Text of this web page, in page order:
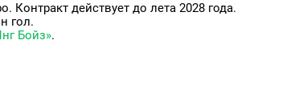
действует до лета 2028 года.
гол.
Бойз».